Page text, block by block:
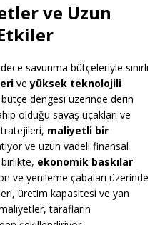
ve Uzun
savunma bütçeleriyle sınırlı
veyüksek teknolojili
dengesi üzerinde derin
olduğu savaş uçakları ve
maliyetli bir
ve uzun vadeli finansal
ekonomik baskılar
ve yenileme çabaları üzerinde
üretim kapasitesi ve yan
tarafların